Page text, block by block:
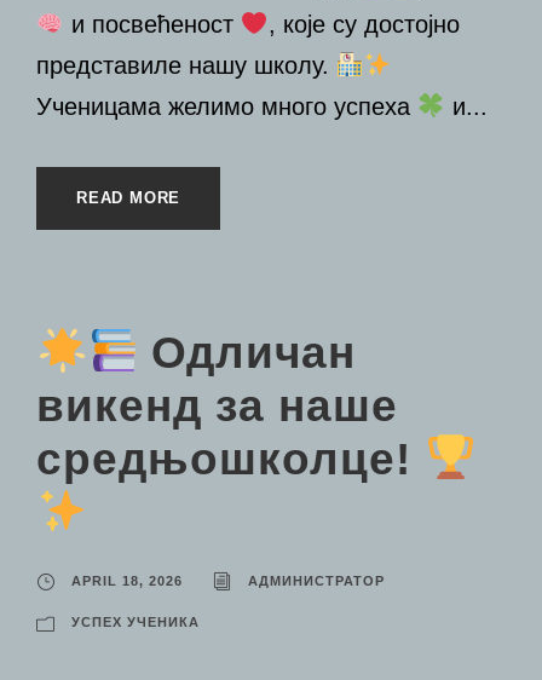
и посвећеност
, које су достојно
представиле нашу школу.
Ученицама желимо много успеха
и...
READ MORE
Одличан
викенд за наше
средњошколце!
APRIL 18, 2026 АДМИНИСТРАТОР
УСПЕХ УЧЕНИКА